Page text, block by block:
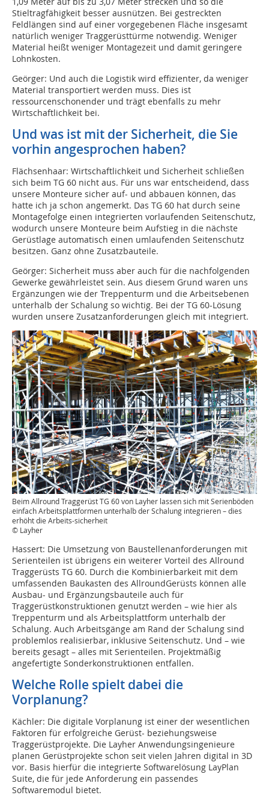
Stieltragfähigkeit besser ausnützen. Bei gestreckten
Feldlängen sind auf einer vorgegebenen Fläche insgesamt
natürlich weniger Traggerüsttürme notwendig. Weniger
Material heißt weniger Montagezeit und damit geringere
Lohnkosten.
Geörger: Und auch die Logistik wird effizienter, da weniger
Material transportiert werden muss. Dies ist
ressourcenschonender und trägt ebenfalls zu mehr
Wirtschaftlichkeit bei.
Und was ist mit der Sicherheit, die Sie
vorhin angesprochen haben?
Flächsenhaar: Wirtschaftlichkeit und Sicherheit schließen
sich beim TG 60 nicht aus. Für uns war entscheidend, dass
unsere Monteure sicher auf- und abbauen können, das
hatte ich ja schon angemerkt. Das TG 60 hat durch seine
Montagefolge einen integrierten vorlaufenden Seitenschutz,
wodurch unsere Monteure beim Aufstieg in die nächste
Gerüstlage automatisch einen umlaufenden Seitenschutz
besitzen. Ganz ohne Zusatzbauteile.
Geörger: Sicherheit muss aber auch für die nachfolgenden
Gewerke gewährleistet sein. Aus diesem Grund waren uns
Ergänzungen wie der Treppenturm und die Arbeitsebenen
unterhalb der Schalung so wichtig. Bei der TG 60-Lösung
wurden unsere Zusatzanforderungen gleich mit integriert.
Beim Allround Traggerüst TG 60 von Layher lassen sich mit Serienböden
einfach Arbeitsplattformen unterhalb der Schalung integrieren – dies
erhöht die Arbeits-sicherheit
© Layher
Hassert: Die Umsetzung von Baustellenanforderungen mit
Serienteilen ist übrigens ein weiterer Vorteil des Allround
Traggerüsts TG 60. Durch die Kombinierbarkeit mit dem
umfassenden Baukasten des AllroundGerüsts können alle
Ausbau- und Ergänzungsbauteile auch für
Traggerüstkonstruktionen genutzt werden – wie hier als
Treppenturm und als Arbeitsplattform unterhalb der
Schalung. Auch Arbeitsgänge am Rand der Schalung sind
problemlos realisierbar, inklusive Seitenschutz. Und – wie
bereits gesagt – alles mit Serienteilen. Projektmäßig
angefertigte Sonderkonstruktionen entfallen.
Welche Rolle spielt dabei die
Vorplanung?
Kächler: Die digitale Vorplanung ist einer der wesentlichen
Faktoren für erfolgreiche Gerüst- beziehungsweise
Traggerüstprojekte. Die Layher Anwendungsingenieure
planen Gerüstprojekte schon seit vielen Jahren digital in 3D
vor. Basis hierfür die integrierte Softwarelösung LayPlan
Suite, die für jede Anforderung ein passendes
Softwaremodul bietet.